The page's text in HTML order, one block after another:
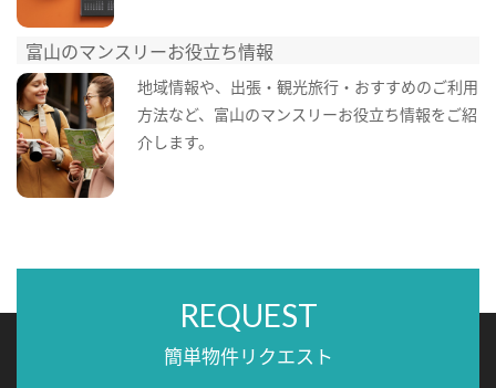
富山のマンスリーお役立ち情報
地域情報や、出張・観光旅行・おすすめのご利用
方法など、富山のマンスリーお役立ち情報をご紹
介します。
REQUEST
簡単物件リクエスト